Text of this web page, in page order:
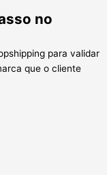
no
para validar
que o cliente